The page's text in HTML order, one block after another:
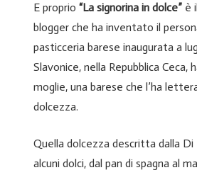
E proprio “La signorina in dolce” è
blogger che ha inventato il
pasticceria barese inaugurata a
Slavonice, nella Repubblica
moglie, una barese che l’ha
dolcezza.
Quella dolcezza descritta dalla
alcuni dolci, dal pan di spagna al